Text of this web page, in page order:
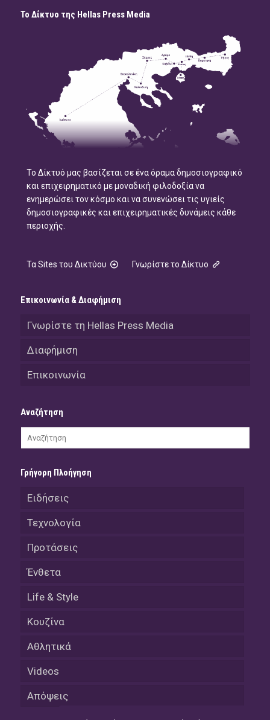
Το Δίκτυο της Hellas Press Media
Το Δίκτυό μας βασίζεται σε ένα όραμα δημοσιογραφικό
και επιχειρηματικό με μοναδική φιλοδοξία να
ενημερώσει τον κόσμο και να συνενώσει τις υγιείς
δημοσιογραφικές και επιχειρηματικές δυνάμεις κάθε
περιοχής.
Τα Sites του Δικτύου Γνωρίστε το Δίκτυο
Επικοινωνία & Διαφήμιση
Γνωρίστε τη Hellas Press Media
Διαφήμιση
Επικοινωνία
Αναζήτηση
Γρήγορη Πλοήγηση
Ειδήσεις
Τεχνολογία
Προτάσεις
Ένθετα
Life & Style
Κουζίνα
Αθλητικά
Videos
Απόψεις